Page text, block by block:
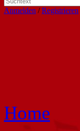
Anmelden /Registrieren
Home